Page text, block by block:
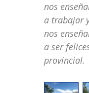
nos
a trabajar
nos
a ser
provincial.